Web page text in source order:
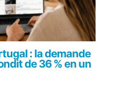
: la demande
de 36 % en un